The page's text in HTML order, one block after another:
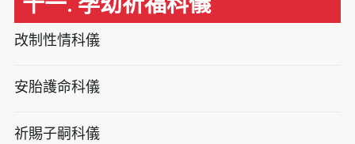
改制性情科儀
安胎護命科儀
祈賜子嗣科儀